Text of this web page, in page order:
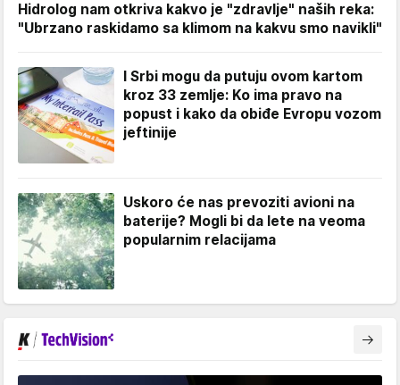
Hidrolog nam otkriva kakvo je "zdravlje" naših reka:
"Ubrzano raskidamo sa klimom na kakvu smo navikli"
I Srbi mogu da putuju ovom kartom
kroz 33 zemlje: Ko ima pravo na
popust i kako da obiđe Evropu vozom
jeftinije
Uskoro će nas prevoziti avioni na
baterije? Mogli bi da lete na veoma
popularnim relacijama